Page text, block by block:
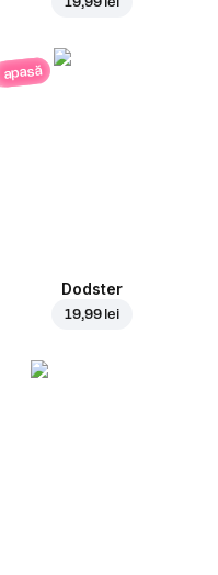
apasă
Dodster
19,99 lei